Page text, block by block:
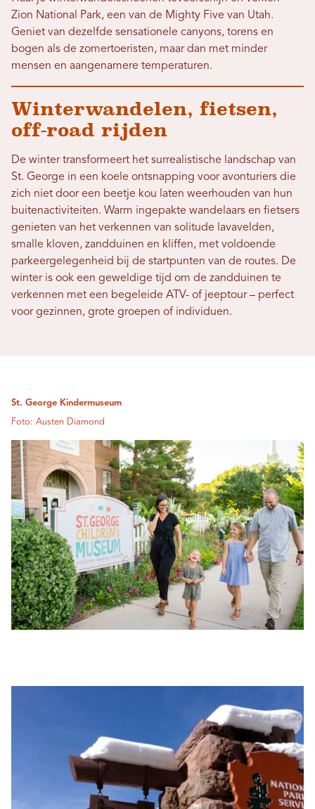
Zion National Park, een van de Mighty Five van Utah.
Geniet van dezelfde sensationele canyons, torens en
bogen als de zomertoeristen, maar dan met minder
mensen en aangenamere temperaturen.
Winterwandelen, fietsen,
off-road rijden
De winter transformeert het surrealistische landschap van
St. George in een koele ontsnapping voor avonturiers die
zich niet door een beetje kou laten weerhouden van hun
buitenactiviteiten. Warm ingepakte wandelaars en fietsers
genieten van het verkennen van solitude lavavelden,
smalle kloven, zandduinen en kliffen, met voldoende
parkeergelegenheid bij de startpunten van de routes. De
winter is ook een geweldige tijd om de zandduinen te
verkennen met een begeleide ATV- of jeeptour – perfect
voor gezinnen, grote groepen of individuen.
St. George Kindermuseum
Foto: Austen Diamond